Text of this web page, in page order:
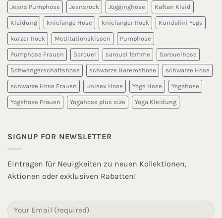
Jeans Pumphose Jeansrock Jogginghose Kaftan Kleid
Kleidung knielange Hose knielanger Rock Kundalini Yoga
kurzer Rock Meditationskissen Pumphose
Pumphose Frauen Sarouel sarouel femme Sarouelhose
Schwangerschaftshose schwarze Haremshose schwarze Hose
schwarze Hose Frauen unisex Hose Yoga Hose Yogahose
Yogahose Frauen Yogahose plus size Yoga Kleidung
SIGNUP FOR NEWSLETTER
Eintragen für Neuigkeiten zu neuen Kollektionen,
Aktionen oder exklusiven Rabatten!